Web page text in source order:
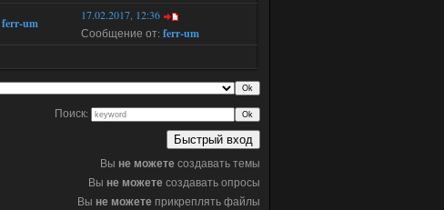
ferr-um
17.02.2017, 12:36
Сообщение от: ferr-um
Поиск:
Вы не можетесоздавать темы
Вы не можетесоздавать опросы
Вы не можете прикреплять файлы